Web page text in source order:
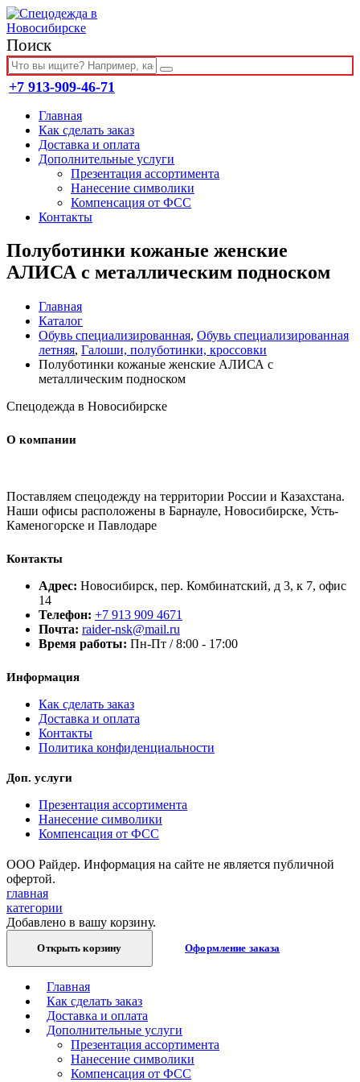
Поиск
+7 913-909-46-71
Главная
Как сделать заказ
Доставка и оплата
Дополнительные услуги
Презентация ассортимента
Нанесение символики
Компенсация от ФСС
Контакты
Полуботинки кожаные женские
АЛИСА с металлическим подноском
Главная
Каталог
Обувь специализированная, Обувь специализированная
летняя, Галоши, полуботинки, кроссовки
Полуботинки кожаные женские АЛИСА с
металлическим подноском
Спецодежда в Новосибирске
О компании
Поставляем спецодежду на территории России и Казахстана.
Наши офисы расположены в Барнауле, Новосибирске, Усть-
Каменогорске и Павлодаре
Контакты
Адрес: Новосибирск, пер. Комбинатский, д 3, к 7, офис
14
Телефон: +7 913 909 4671
Почта: raider-nsk@mail.ru
Время работы: Пн-Пт / 8:00 - 17:00
Информация
Как сделать заказ
Доставка и оплата
Контакты
Политика конфиденциальности
Доп. услуги
Презентация ассортимента
Нанесение символики
Компенсация от ФСС
ООО Райдер. Информация на сайте не является публичной
офертой.
главная
категории
Добавлено в вашу корзину.
Открыть корзину Оформление заказа
Главная
Как сделать заказ
Доставка и оплата
Дополнительные услуги
Презентация ассортимента
Нанесение символики
Компенсация от ФСС